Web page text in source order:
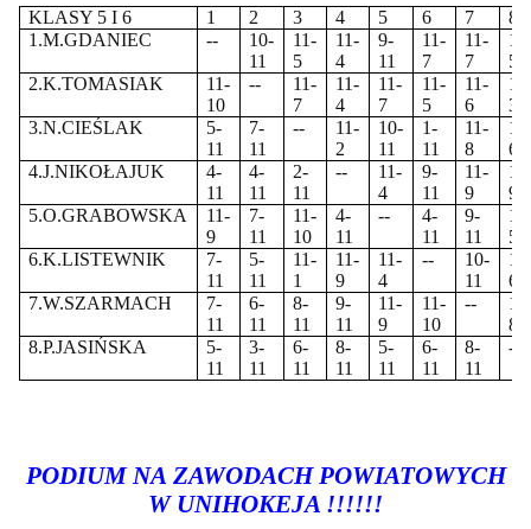
KLASY 5 I 6 1 2 3 4 5 6 7
8
1.M.GDANIEC
--
10-
11
11-
5
11-
4
9-
11
11-
7
11-
7
5
2.K.TOMASIAK
11-
10
--
11-
7
11-
4
11-
7
11-
5
11-
6
3
3.N.CIEŚLAK
5-
11
7-
11
--
11-
2
10-
11
1-
11
11-
8
6
4.J.NIKOŁAJUK
4-
11
4-
11
2-
11
--
11-
4
9-
11
11-
9
9
5.O.GRABOWSKA
11-
9
7-
11
11-
10
4-
11
--
4-
11
9-
11
5
6.K.LISTEWNIK
7-
11
5-
11
11-
1
11-
9
11-
4
--
10-
11
6
7.W.SZARMACH
7-
11
6-
11
8-
11
9-
11
11-
9
11-
10
--
8
8.P.JASIŃSKA
5-
11
3-
11
6-
11
8-
11
5-
11
6-
11
8-
11
--
PODIUM NA ZAWODACH POWIATOWYCH
W UNIHOKEJA !!!!!!